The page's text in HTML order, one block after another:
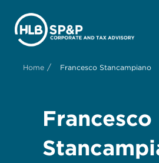
Home / Francesco Stancampiano
Francesco